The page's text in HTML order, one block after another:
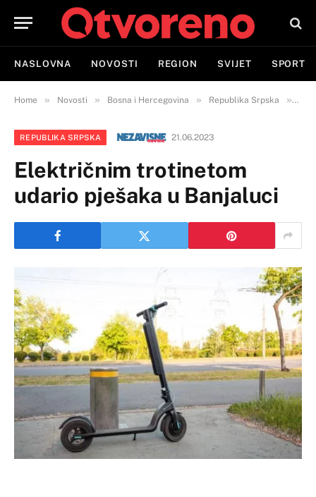
NASLOVNA NOVOSTI REGION SVIJET SPORT
Home » Novosti » Bosna i Hercegovina » Republika Srpska »
REPUBLIKA SRPSKA 21.06.2023
Električnim trotinetom
udario pješaka u Banjaluci